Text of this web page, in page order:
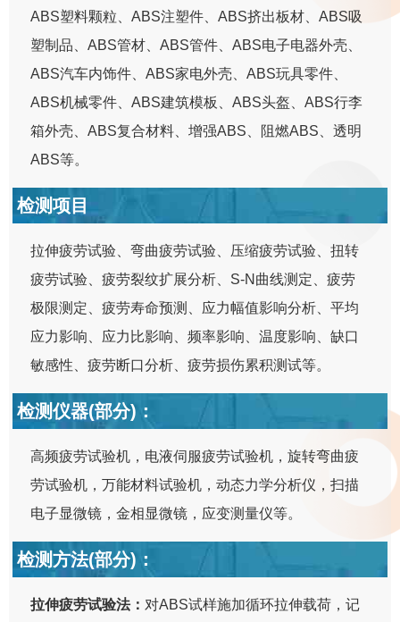
ABS塑料颗粒、ABS注塑件、ABS挤出板材、ABS吸
塑制品、ABS管材、ABS管件、ABS电子电器外壳、
ABS汽车内饰件、ABS家电外壳、ABS玩具零件、
ABS机械零件、ABS建筑模板、ABS头盔、ABS行李
箱外壳、ABS复合材料、增强ABS、阻燃ABS、透明
ABS等。
检测项目
拉伸疲劳试验、弯曲疲劳试验、压缩疲劳试验、扭转
疲劳试验、疲劳裂纹扩展分析、S-N曲线测定、疲劳
极限测定、疲劳寿命预测、应力幅值影响分析、平均
应力影响、应力比影响、频率影响、温度影响、缺口
敏感性、疲劳断口分析、疲劳损伤累积测试等。
检测仪器(部分)：
高频疲劳试验机，电液伺服疲劳试验机，旋转弯曲疲
劳试验机，万能材料试验机，动态力学分析仪，扫描
电子显微镜，金相显微镜，应变测量仪等。
检测方法(部分)：
拉伸疲劳试验法： 对ABS试样施加循环拉伸载荷，记